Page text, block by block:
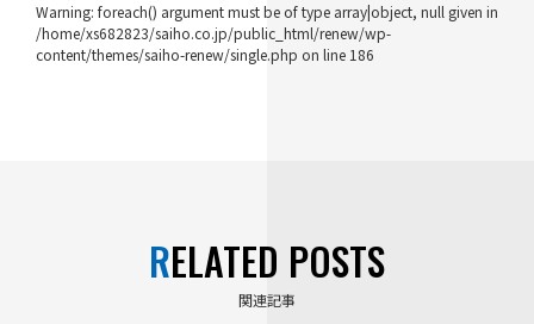
Warning: foreach() argument must be of type array|object, null given in
/home/xs682823/saiho.co.jp/public_html/renew/wp-
content/themes/saiho-renew/single.php on line 186
RELATED POSTS
関連記事